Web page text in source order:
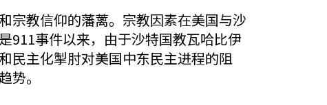
宗教信仰的藩蓠。宗教因素在美国与沙
911事件以来，由于沙特国教瓦哈比伊
民主化掣肘对美国中东民主进程的阻
。